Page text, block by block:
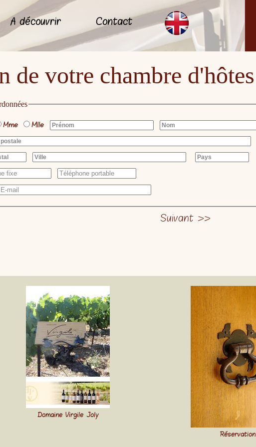
A découvrir Contact
de votre chambre d'hôtes
Mme Mlle
Suivant >>
Domaine Virgile Joly
Réservation